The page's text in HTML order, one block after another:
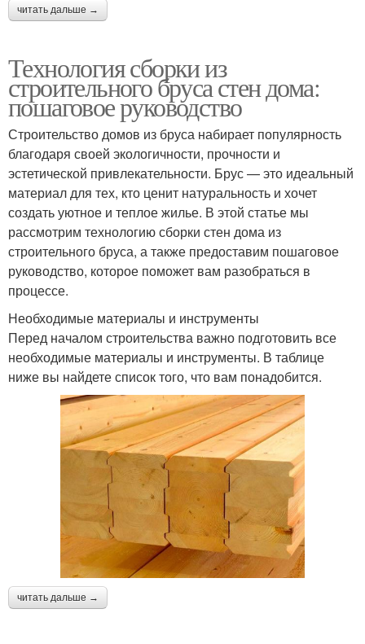
читать дальше →
Технология сборки из
строительного бруса стен дома:
пошаговое руководство
Строительство домов из бруса набирает популярность
благодаря своей экологичности, прочности и
эстетической привлекательности. Брус — это идеальный
материал для тех, кто ценит натуральность и хочет
создать уютное и теплое жилье. В этой статье мы
рассмотрим технологию сборки стен дома из
строительного бруса, а также предоставим пошаговое
руководство, которое поможет вам разобраться в
процессе.
Необходимые материалы и инструменты
Перед началом строительства важно подготовить все
необходимые материалы и инструменты. В таблице
ниже вы найдете список того, что вам понадобится.
читать дальше →